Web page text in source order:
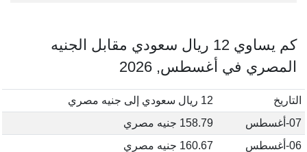
كم يساوي 12 ريال سعودي مقابل الجنيه
المصري في أغسطس, 2026
التاريخ
12 ريال سعودي إلى جنيه مصري
07-أغسطس
158.79 جنيه مصري
06-أغسطس
160.67 جنيه مصري